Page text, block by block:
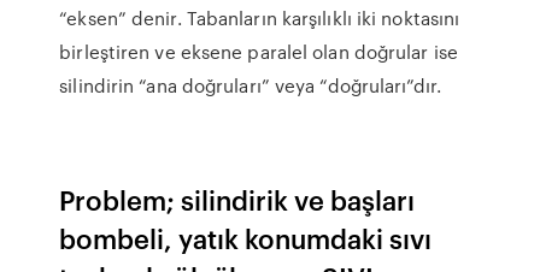
“eksen” denir. Tabanların karşılıklı iki noktasını
birleştiren ve eksene paralel olan doğrular ise
silindirin “ana doğruları” veya “doğruları”dır.
Problem; silindirik ve başları
bombeli, yatık konumdaki sıvı